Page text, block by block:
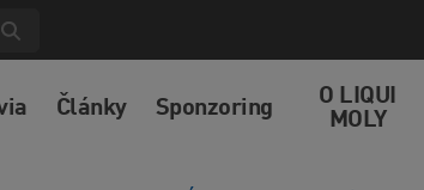
Články Sponzoring
O LIQUI
MOLY